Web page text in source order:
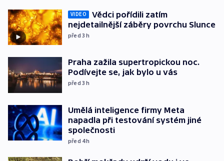
VIDEO
Vědci pořídili zatím
nejdetailnější záběry povrchu Slunce
před 3h
Praha zažila supertropickou noc.
Podívejte se, jak bylo u vás
před 3h
Umělá inteligence firmy Meta
napadla při testování systém jiné
společnosti
před 4h